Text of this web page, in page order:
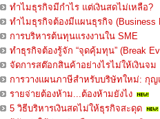
ทำไมธุรกิจมีกำไร แต่เงินสดไม่เหลือ?
ทำไมธุรกิจต้องมีแผนธุรกิจ (Business
การบริหารต้นทุนแรงงานใน SME
ทำธุรกิจต้องรู้จัก “จุดคุ้มทุน” (Break
จัดการสต๊อกสินค้าอย่างไรไม่ให้เงินจม
การวางแผนภาษีสำหรับบริษัทใหม่: กุญ
รายจ่ายต้องห้าม...ต้องห้ามยังไง
5 วิธีบริหารเงินสดไม่ให้ธุรกิจสะดุด